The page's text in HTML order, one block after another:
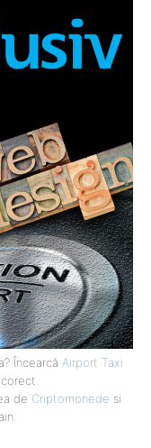
Încearcă Airport Taxi
de Criptomonede si